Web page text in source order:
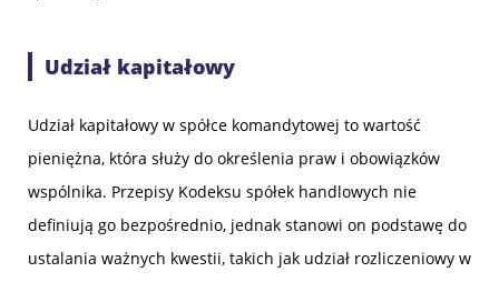
Udział kapitałowy
Udział kapitałowy w spółce komandytowej to wartość
pieniężna, która służy do określenia praw i obowiązków
wspólnika. Przepisy Kodeksu spółek handlowych nie
definiują go bezpośrednio, jednak stanowi on podstawę do
ustalania ważnych kwestii, takich jak udział rozliczeniowy w